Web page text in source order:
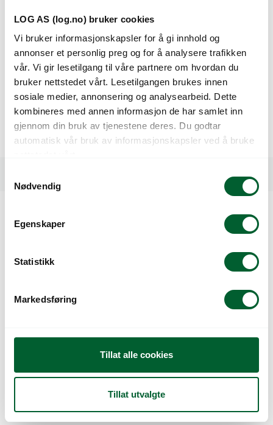
LOG AS (log.no) bruker cookies
Vi bruker informasjonskapsler for å gi innhold og
annonser et personlig preg og for å analysere trafikken
vår. Vi gir lesetilgang til våre partnere om hvordan du
bruker nettstedet vårt. Lesetilgangen brukes innen
sosiale medier, annonsering og analysearbeid. Dette
kombineres med annen informasjon de har samlet inn
gjennom din bruk av tjenestene deres. Du godtar
automatisk vår bruk av informasjonskapsler ved å bruke
Nødvendig
Egenskaper
Statistikk
Markedsføring
Tillat alle cookies
Tillat utvalgte
markedet, og sorten er dessuten jointless, noe som letter
høsting og håndtering.
Joannax XR har en omfattende resistenspakke med høy
resistens mot ToMV (raser 0–2), Fusarium (Ff A–E, Fol 0–1,
For), Verticillium (Va:0, Vd:0) og ToBRFV, samt intermediær
resistens mot meldugg (Oidium/On). Denne kombinasjonen
gir stabil og sikker produksjon under varierte
dyrkingsforhold.
Kunder så også på
HEARTBREAKER F1
UB.
(BIFF) UB.